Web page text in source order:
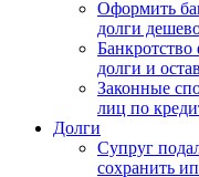
Оформить
долги
долги и
Законные
лиц по
Долги
Супруг
сохранить